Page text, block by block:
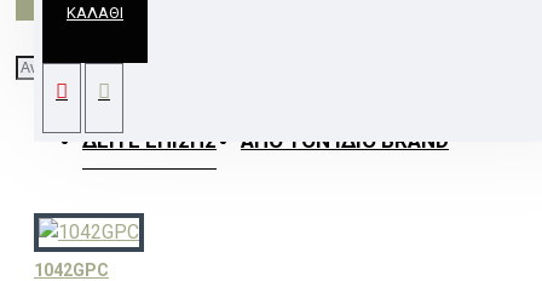
ΚΑΛΆΘΙ
ΣΠΟΤ R63 ΝΙΚΕΛ ΜΑΤ ΜΕ 316 ΑΝΟΞΕΙΔΩΤΟ
ΔΕΊΤΕ ΕΠΊΣΗΣ ΑΠΌ ΤΟΝ ΊΔΙΟ BRAND
1042GPC